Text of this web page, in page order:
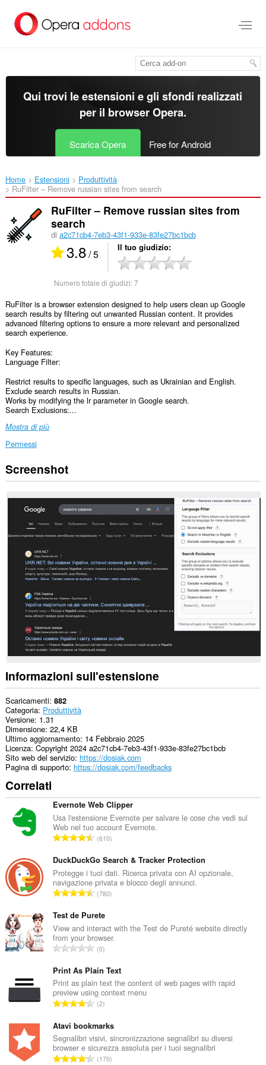
contenuto
Qui trovi le estensioni e gli sfondi realizzati
per il browser Opera.
Scarica Opera Free for Android
Home Estensioni
Produttività
RuFilter – Remove russian sites from search‎
RuFilter – Remove russian sites from
search
di a2c71cb4-7eb3-43f1-933e-83fe27bc1bcb
3.8/ 5 Il tuo giudizio
Numero totale di giudizi:7
RuFilter is a browser extension designed to help users clean up Google
search results by filtering out unwanted Russian content. It provides
advanced filtering options to ensure a more relevant and personalized
search experience.
Key Features:
Language Filter:
Restrict results to specific languages, such as Ukrainian and English.
Exclude search results in Russian.
Works by modifying the lr parameter in Google search.
Search Exclusions:...
Mostra di più
Permessi
Questa
estensione
accedere
su
Questa
estensione
accedere
schede
alle
di
navigazione.
Screenshot
Informazioni sull'estensione
Scaricamenti 882
Categoria Produttività
Versione 1.31
Dimensione 22,4 KB
Ultimo aggiornamento 14 Febbraio 2025
Licenza Copyright 2024 a2c71cb4-7eb3-43f1-933e-83fe27bc1bcb
Sito web del servizio https://dosiak.com
Pagina di supporto https://dosiak.com/feedbacks
Correlati
Evernote Web Clipper
Usa l'estensione Evernote per salvare le cose che vedi sul
Web nel tuo account Evernote.
N
m
e
r
o
o
t
a
e
d
i
g
u
d
i
610
DuckDuckGo Search & Tracker Protection
Protegge i tuoi dati. Ricerca privata con AI opzionale,
navigazione privata e blocco degli annunci.
N
m
e
r
o
o
t
a
e
d
i
g
780
Test de Purete
View and interact with the Test de Pureté website directly
from your browser.
N
m
e
r
o
o
t
a
0
Print As Plain Text
Print as plain text the content of web pages with rapid
preview using context menu
N
m
e
r
o
2
Atavi bookmarks
Segnalibri visivi, sincronizzazione segnalibri su diversi
browser e sicurezza assoluta per i tuoi segnalibri
N170